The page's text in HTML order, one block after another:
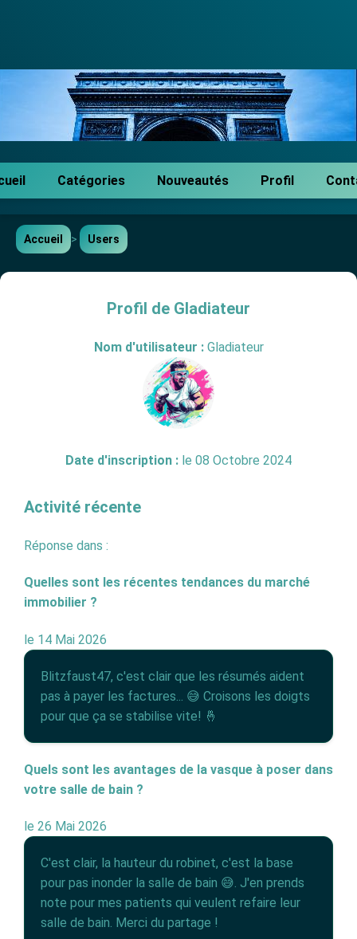
Catégories Nouveautés Profil
Accueil > Users
Profil de Gladiateur
Nom d'utilisateur :Gladiateur
Date d'inscription : le 08 Octobre 2024
Activité récente
Réponse dans :
Quelles sont les récentes tendances du marché
immobilier ?
le 14 Mai 2026
Blitzfaust47, c'est clair que les résumés aident
pas à payer les factures... 😅 Croisons les doigts
pour que ça se stabilise vite! 🤞
Quels sont les avantages de la vasque à poser dans
votre salle de bain ?
le 26 Mai 2026
C'est clair, la hauteur du robinet, c'est la base
pour pas inonder la salle de bain 😅. J'en prends
note pour mes patients qui veulent refaire leur
salle de bain. Merci du partage !